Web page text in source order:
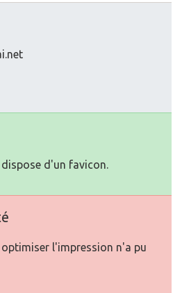
d'un favicon.
optimiser l'impression n'a pu